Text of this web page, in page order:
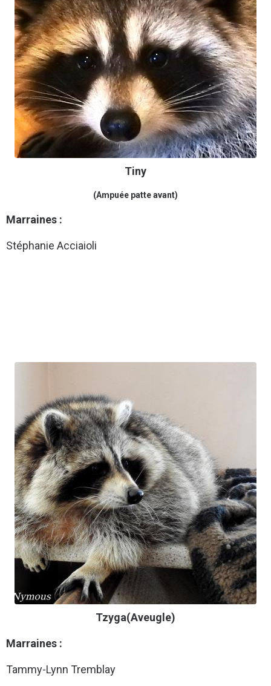
Tiny
(Ampuée patte avant)
Marraines :
Stéphanie Acciaioli
Tzyga(Aveugle)
Marraines :
Tammy-Lynn Tremblay